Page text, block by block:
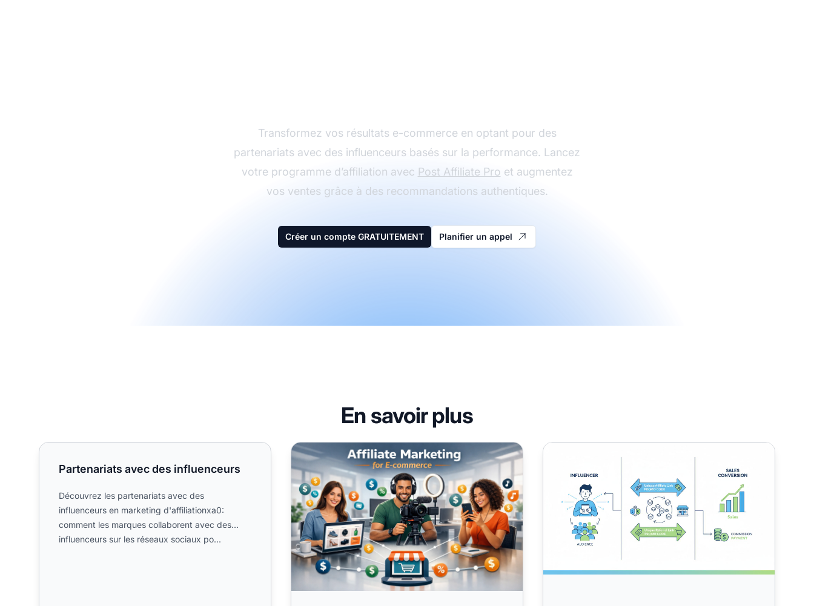
Transformez vos résultats e-commerce en optant pour des
partenariats avec des influenceurs basés sur la performance. Lancez
votre programme d’affiliation avec Post Affiliate Pro et augmentez
vos ventes grâce à des recommandations authentiques.
Créer un compte GRATUITEMENT Planifier un appel
En savoir plus
Partenariats avec des influenceurs
Partenariats avec des influenceurs
Découvrez les partenariats avec des
influenceurs en marketing d'affiliationxa0:
comment les marques collaborent avec des
influenceurs sur les réseaux sociaux po...
le marketing affiliation peut aider votre entreprise Comment fonctionnent les partenariats avec les